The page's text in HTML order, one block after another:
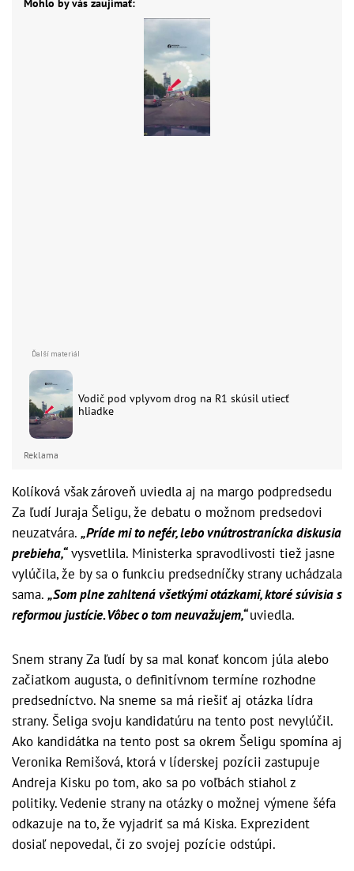
Mohlo by vás zaujímať:
Vodič pod vplyvom drog na R1 skúsil utiecť
hliadke
Reklama
Kolíková však zároveň uviedla aj na margo podpredsedu
Za ľudí Juraja Šeligu, že debatu o možnom predsedovi
neuzatvára. „Príde mi to nefér, lebo vnútrostranícka diskusia
prebieha,“vysvetlila. Ministerka spravodlivosti tiež jasne
vylúčila, že by sa o funkciu predsedníčky strany uchádzala
sama. „Som plne zahltená všetkými otázkami, ktoré súvisia s
reformou justície. Vôbec o tom neuvažujem,“uviedla.
Snem strany Za ľudí by sa mal konať koncom júla alebo
začiatkom augusta, o definitívnom termíne rozhodne
predsedníctvo. Na sneme sa má riešiť aj otázka lídra
strany. Šeliga svoju kandidatúru na tento post nevylúčil.
Ako kandidátka na tento post sa okrem Šeligu spomína aj
Veronika Remišová, ktorá v líderskej pozícii zastupuje
Andreja Kisku po tom, ako sa po voľbách stiahol z
politiky. Vedenie strany na otázky o možnej výmene šéfa
odkazuje na to, že vyjadriť sa má Kiska. Exprezident
dosiaľ nepovedal, či zo svojej pozície odstúpi.